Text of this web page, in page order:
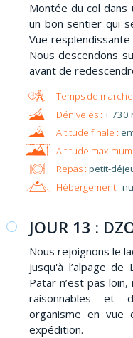
Montée du col dans
un bon sentier qui
Vue
Nous descendons
avant de
+ 730
Repas : petit-
Hébergement :
JOUR 13 :
Nous rejoignons le
jusqu'à l’alpage de
Patar n’est pas
raisonnables et
organisme en vue
expédition.